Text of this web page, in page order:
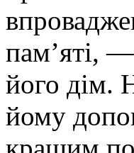
пам’яті,
його дім.
йому